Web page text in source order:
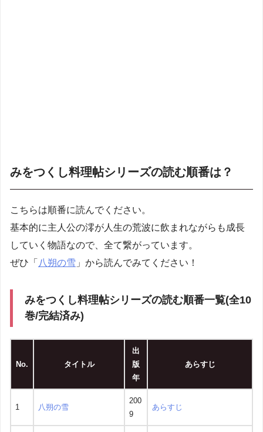
みをつくし料理帖シリーズの読む順番は？
こちらは順番に読んでください。
基本的に主人公の澪が人生の荒波に飲まれながらも成長
していく物語なので、全て繋がっています。
ぜひ「 八朔の雪 」から読んでみてください！
みをつくし料理帖シリーズの読む順番一覧(全10
巻/完結済み)
No. タイトル
出
版
年
あらすじ
1 八朔の雪
200
9
あらすじ